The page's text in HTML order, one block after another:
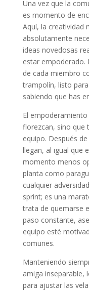
Una vez que la
es momento de
Aquí, la creatividad
absolutamente
ideas novedosas
estar empoderado.
de cada miembro
trampolín, listo
sabiendo que has
El
florezcan, sino que
equipo. Después
llegan, al igual que
momento menos
planta como
cualquier
sprint; es una
trata de quemarse
paso constante,
equipo esté
comunes.
Manteniendo
amiga inseparable,
para ajustar las